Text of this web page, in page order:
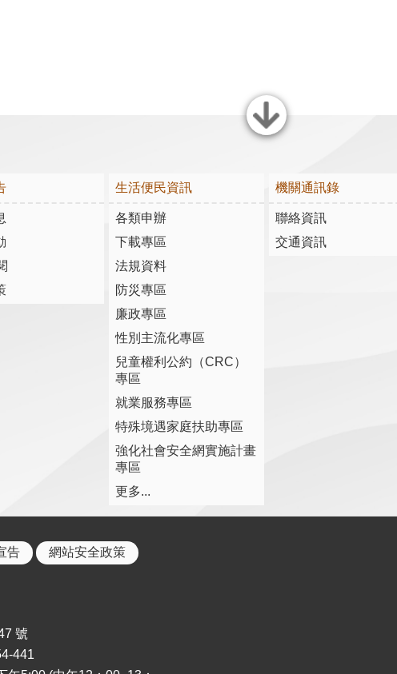
關閉
生活便民資訊
各類申辦
下載專區
法規資料
防災專區
廉政專區
性別主流化專區
兒童權利公約（CRC）
專區
就業服務專區
特殊境遇家庭扶助專區
強化社會安全網實施計畫
專區
更多...
機關通訊錄
聯絡資訊
交通資訊
告 網站安全政策
號
441